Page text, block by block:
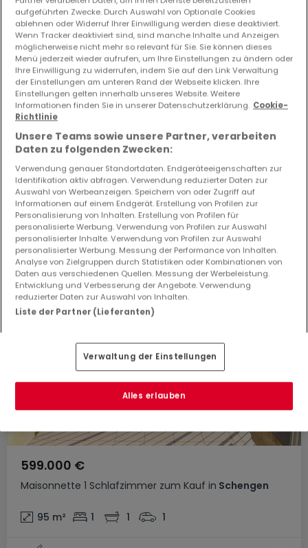
Bitte ändern Sie Ihre Suche und versuchen Sie
es erneut
Ähnliche Immobilien in der Nähe
Sie haben keine Immobilien gefunden, die Sie
interessieren? Diese vorgeschlagenen Anzeigen
könnten Sie interessieren.
Maisonnette 1 Schlafzimmer zum Kauf in Schengen
599.000 €
95 m² 1 1 1
EXKLUSIV
aufgeführten Zwecke. Durch Auswahl von Optionale Cookies
ablehnen oder Widerruf Ihrer Einwilligung werden diese deaktiviert.
Wenn Tracker deaktiviert sind, sind manche Inhalte und Anzeigen
möglicherweise nicht mehr so relevant für Sie. Sie können dieses
Menü jederzeit wieder aufrufen, um Ihre Einstellungen zu ändern oder
Ihre Einwilligung zu widerrufen, indem Sie auf den Link Verwaltung
der Einstellungen am unteren Rand der Webseite klicken. Ihre
Einstellungen gelten innerhalb unseres Website. Weitere
Informationen finden Sie in unserer Datenschutzerklärung. Cookie-
Richtlinie
Unsere Teams sowie unsere Partner, verarbeiten
Daten zu folgenden Zwecken:
Verwendung genauer Standortdaten. Endgeräteeigenschaften zur
Identifikation aktiv abfragen. Verwendung reduzierter Daten zur
Auswahl von Werbeanzeigen. Speichern von oder Zugriff auf
Informationen auf einem Endgerät. Erstellung von Profilen zur
Personalisierung von Inhalten. Erstellung von Profilen für
personalisierte Werbung. Verwendung von Profilen zur Auswahl
personalisierter Inhalte. Verwendung von Profilen zur Auswahl
personalisierter Werbung. Messung der Performance von Inhalten.
Analyse von Zielgruppen durch Statistiken oder Kombinationen von
Daten aus verschiedenen Quellen. Messung der Werbeleistung.
Entwicklung und Verbesserung der Angebote. Verwendung
reduzierter Daten zur Auswahl von Inhalten.
Liste der Partner (Lieferanten)
Verwaltung der Einstellungen
Alles erlauben